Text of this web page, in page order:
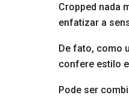
Cropped nada
enfatizar a
De fato, como
confere estilo
Pode ser